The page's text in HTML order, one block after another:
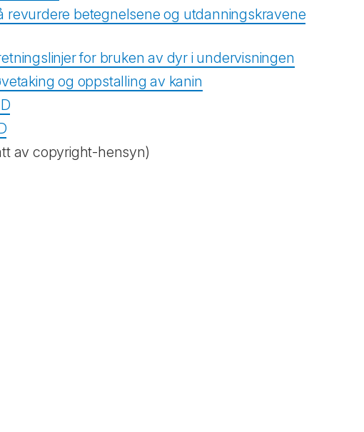
revurdere betegnelsene og utdanningskravene
for bruken av dyr i undervisningen
og oppstalling av kanin
av copyright-hensyn)